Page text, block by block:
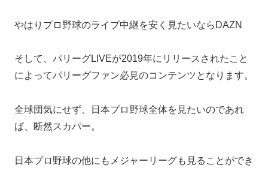
やはり プロ野球のライブ中継を安く見たいならDAZN
そして、パリーグLIVEが2019年にリリースされたこと
によってパリーグファン必見のコンテンツとなります。
全球団気にせず、日本プロ野球全体を見たいのであれ
ば、断然スカパー。
日本プロ野球の他にもメジャーリーグも見ることができ